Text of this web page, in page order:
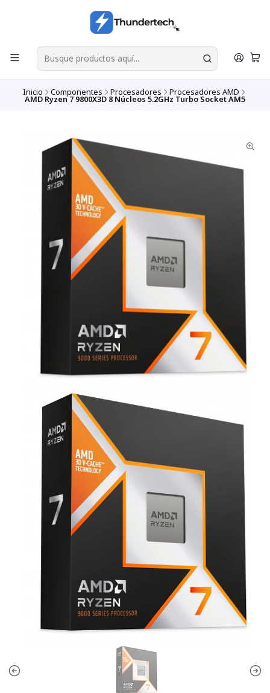
Inicio Componentes Procesadores Procesadores AMD
AMD Ryzen 7 9800X3D 8 Núcleos 5.2GHz Turbo Socket AM5